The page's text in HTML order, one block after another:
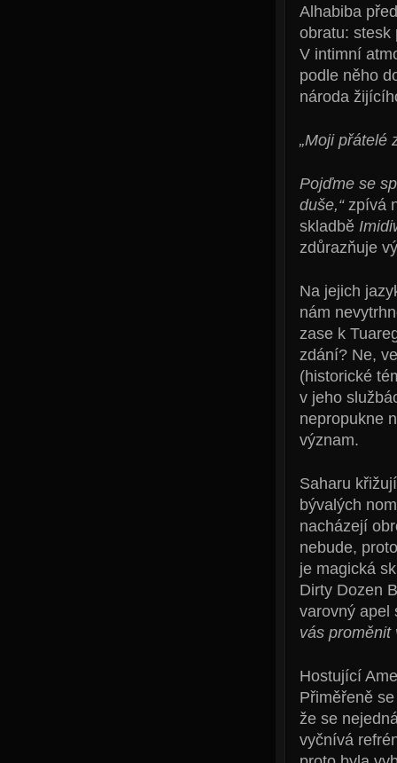
Alhabiba
obratu: stesk
V intimní
podle něho
národa
„Moji přátelé
Pojďme se
duše,“zpívá
skladbě
zdůrazňuje
Na jejich
nám
zase k
zdání? Ne,
(historické
v jeho
nepropukne
význam.
Saharu
bývalých
nacházejí
nebude,
je magická
Dirty Dozen
varovný apel
vás proměnit
Hostující
Přiměřeně
že se
vyčnívá